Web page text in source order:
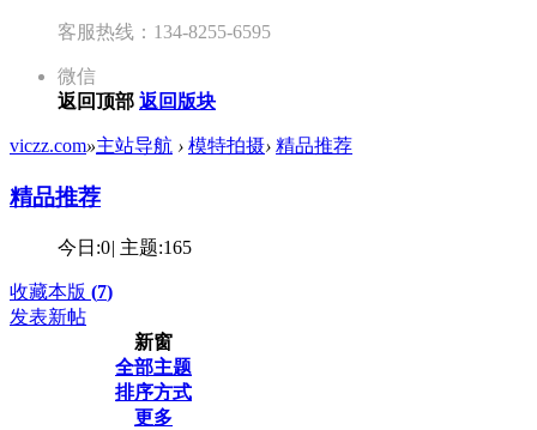
客服热线：134-8255-6595
微信
返回顶部 返回版块
viczz.com»主站导航 › 模特拍摄› 精品推荐
精品推荐
今日:0| 主题:165
收藏本版 (7)
发表新帖
新窗
全部主题
排序方式
更多